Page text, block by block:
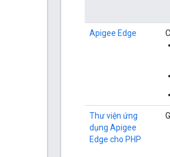
Apigee Edge
Thư viện ứng
dụng Apigee
Edge cho PHP